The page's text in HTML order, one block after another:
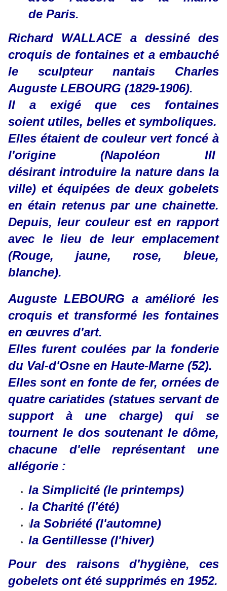
de Paris.
Richard WALLACE a dessiné des
croquis de fontaines et a embauché
le sculpteur nantais Charles
Auguste LEBOURG (1829-1906).
Il a exigé que ces fontaines
soient utiles, belles et symboliques.
Elles étaient de couleur vert foncé à
l'origine (Napoléon III
désirant introduire la nature dans la
ville) et équipées de deux gobelets
en étain retenus par une chainette.
Depuis, leur couleur est en rapport
avec le lieu de leur emplacement
(Rouge, jaune, rose, bleue,
blanche).
Auguste LEBOURG a amélioré les
croquis et transformé les fontaines
en œuvres d'art.
Elles furent coulées par la fonderie
du Val-d'Osne en Haute-Marne (52).
Elles sont en fonte de fer, ornées de
quatre cariatides (statues servant de
support à une charge) qui se
tournent le dos soutenant le dôme,
chacune d'elle représentant une
allégorie :
la Simplicité (le printemps)
la Charité (l'été)
lla Sobriété (l'automne)
la Gentillesse (l'hiver)
Pour des raisons d'hygiène, ces
gobelets ont été supprimés en 1952.